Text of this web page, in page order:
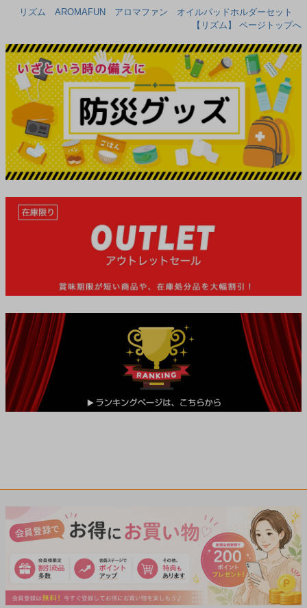
リズム AROMAFUN アロマファン オイルパッドホルダーセット
【リズム】 ページトップへ